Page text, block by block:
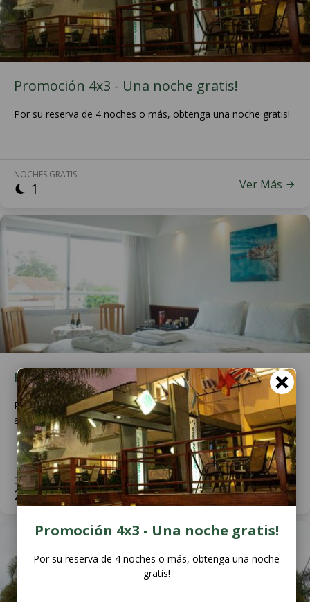
Promoción 4x3 - Una noche gratis!
Por su reserva de 4 noches o más, obtenga una noche gratis!
NOCHES GRATIS
1 Ver Más
Fin de semana
Promo de Fin de semana, desde el viernes a las 17 al domingo
a las 17 horas, con las batas incluidas.
DESCUENTO
20% Ver Más
Promoción 4x3 - Una noche gratis!
Por su reserva de 4 noches o más, obtenga una noche
gratis!